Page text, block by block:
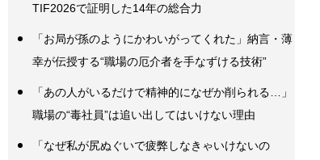
TIF2026で証明した14年の総合力
「お局が孫のようにかわいがってくれた」納言・薄
幸が伝授する“職場の厄介者を手なずける技術”
「あの人がいるだけで精神的になぜか削られる…」
職場の“毒社員”は追い出してはいけない理由
「なぜ私が尻ぬぐいで疲弊しなきゃいけないの